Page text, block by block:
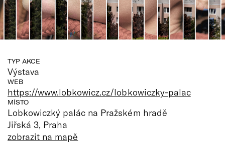
TYP AKCE
Výstava
WEB
https://www.lobkowicz.cz/lobkowiczky-palac
MÍSTO
Lobkowiczký palác na Pražském hradě
Jiřská 3, Praha
zobrazit na mapě